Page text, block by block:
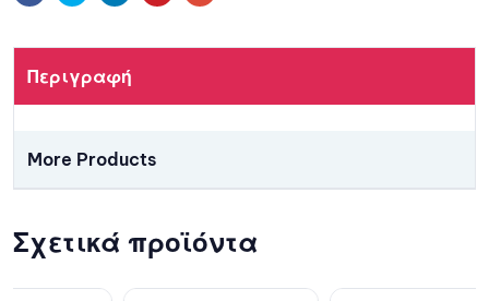
Περιγραφή
More Products
Σχετικά προϊόντα